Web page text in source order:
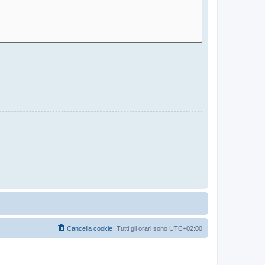
Tutti gli orari sono UTC+02:00
Cancella cookie